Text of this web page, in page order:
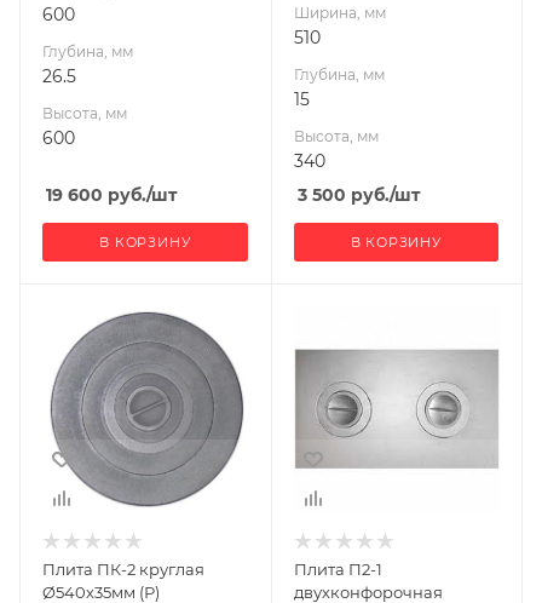
600
Глубина, мм
26.5
Высота, мм
600
19 600 руб./шт
В КОРЗИНУ
Ширина, мм
510
Глубина, мм
15
Высота, мм
340
3 500 руб./шт
В КОРЗИНУ
Ширина, мм
Глубина, мм
35
Высота, мм
540
Плита ПК-2 круглая
Ø540х35мм (Р)
Высота, мм
340
Плита П2-1
двухконфорочная